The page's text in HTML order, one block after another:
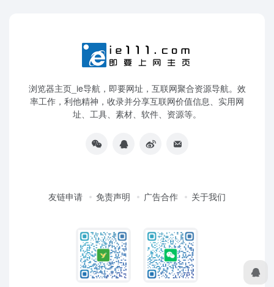
浏览器主页_ie导航，即要网址，互联网聚合资源导航。效
率工作，利他精神，收录并分享互联网价值信息、实用网
址、工具、素材、软件、资源等。
友链申请 免责声明 广告合作 关于我们